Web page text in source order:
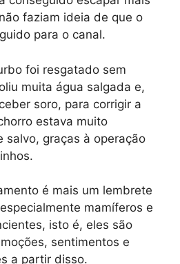
faziam ideia de que o
para o canal.
foi resgatado sem
muita água salgada e,
soro, para corrigir a
estava muito
salvo, graças à operação
é mais um lembrete
mamíferos e
isto é, eles são
sentimentos e
a partir disso.